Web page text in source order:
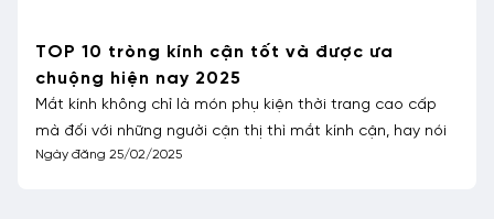
TOP 10 tròng kính cận tốt và được ưa
chuộng hiện nay 2025
Mắt kính không chỉ là món phụ kiện thời trang cao cấp
mà đối với những người cận thị thì mắt kính cận, hay nói
Ngày đăng 25/02/2025